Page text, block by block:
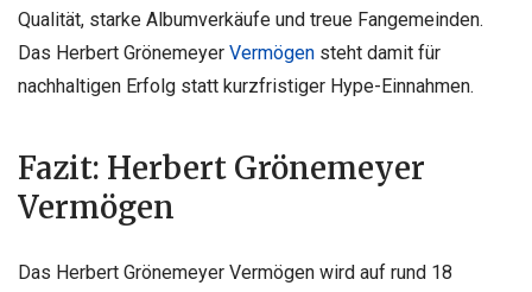
Qualität, starke Albumverkäufe und treue Fangemeinden.
Das Herbert Grönemeyer Vermögen steht damit für
nachhaltigen Erfolg statt kurzfristiger Hype-Einnahmen.
Fazit: Herbert Grönemeyer
Vermögen
Das Herbert Grönemeyer Vermögen wird auf rund 18